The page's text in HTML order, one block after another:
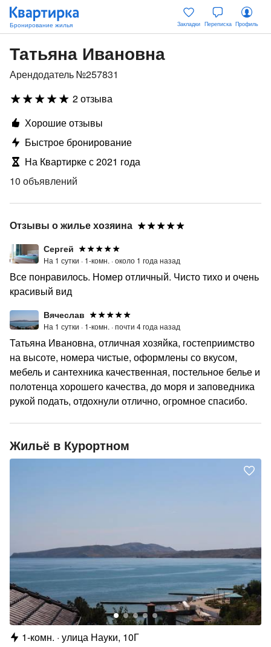
Закладки Переписка Профиль
Татьяна Ивановна
Арендодатель №257831
2 отзыва
Хорошие отзывы
Быстрое бронирование
На Квартирке с 2021 года
10 объявлений
Отзывы о жилье хозяина
Сергей
На 1 сутки · 1-комн. ·около 1 года назад
Все понравилось. Номер отличный. Чисто тихо и очень
красивый вид
Вячеслав
На 1 сутки · 1-комн. ·почти 4 года назад
Татьяна Ивановна, отличная хозяйка, гостеприимство
на высоте, номера чистые, оформлены со вкусом,
мебель и сантехника качественная, постельное белье и
полотенца хорошего качества, до моря и заповедника
рукой подать, отдохнули отлично, огромное спасибо.
Жильё в Курортном
1-комн. улица Науки, 10Г